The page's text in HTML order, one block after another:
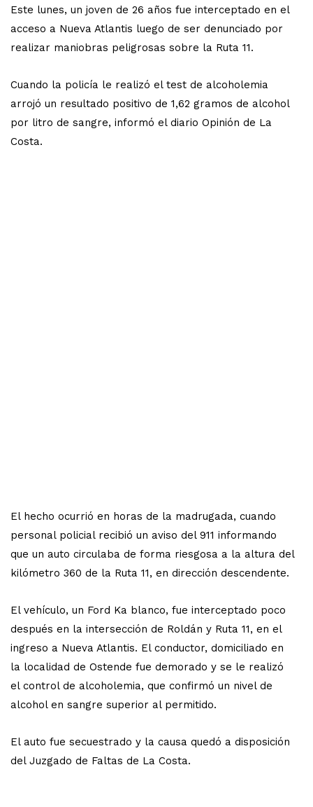
Este lunes, un joven de 26 años fue interceptado en el
acceso a Nueva Atlantis luego de ser denunciado por
realizar maniobras peligrosas sobre la Ruta 11.
Cuando la policía le realizó el test de alcoholemia
arrojó un resultado positivo de 1,62 gramos de alcohol
por litro de sangre, informó el diario Opinión de La
Costa.
El hecho ocurrió en horas de la madrugada, cuando
personal policial recibió un aviso del 911 informando
que un auto circulaba de forma riesgosa a la altura del
kilómetro 360 de la Ruta 11, en dirección descendente.
El vehículo, un Ford Ka blanco, fue interceptado poco
después en la intersección de Roldán y Ruta 11, en el
ingreso a Nueva Atlantis. El conductor, domiciliado en
la localidad de Ostende fue demorado y se le realizó
el control de alcoholemia, que confirmó un nivel de
alcohol en sangre superior al permitido.
El auto fue secuestrado y la causa quedó a disposición
del Juzgado de Faltas de La Costa.